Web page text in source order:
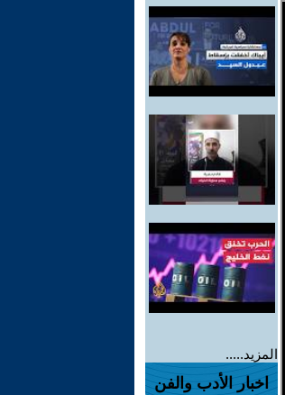
المزيد.....
اخبار الأدب والفن